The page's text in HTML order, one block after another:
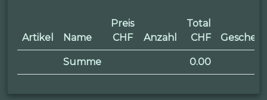
Artikel Name
Preis
CHF
Anzahl
Total
CHF
Summe 0.00